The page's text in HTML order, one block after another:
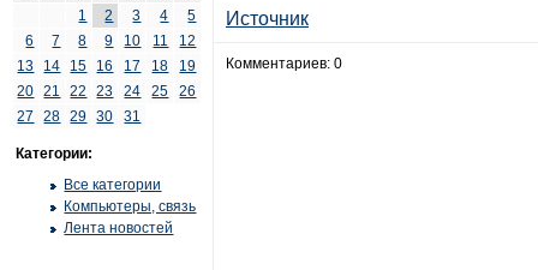
1
2 3 4
5
6
7 8 9 10 11
12
13
14 15 16 17 18
19
20
21 22 23 24 25
26
27
28 29 30 31
Категории:
Все категории
Компьютеры, связь
Лента новостей
Источник
Комментариев: 0